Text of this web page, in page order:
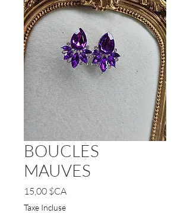
BOUCLES
MAUVES
15,00 $CAPrix
Taxe Incluse